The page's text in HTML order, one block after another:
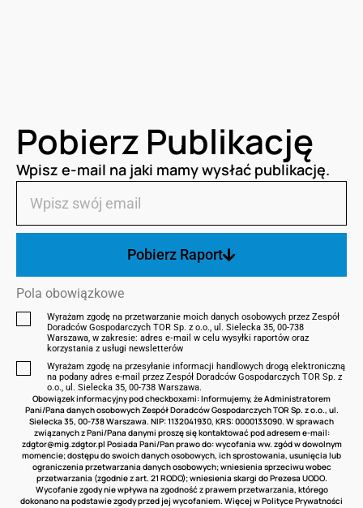
Pobierz Publikację
Wpisz e-mail na jaki mamy wysłać publikację.
Wyrażam zgodę na przetwarzanie moich danych osobowych przez Zespół
Doradców Gospodarczych TOR Sp. z o.o., ul. Sielecka 35, 00-738
Warszawa, w zakresie: adres e‑mail w celu wysyłki raportów oraz
korzystania z usługi newsletterów
Wyrażam zgodę na przesyłanie informacji handlowych drogą elektroniczną
na podany adres e-mail przez Zespół Doradców Gospodarczych TOR Sp. z
o.o., ul. Sielecka 35, 00-738 Warszawa.
Pola obowiązkowe
Pobierz Raport
Obowiązek informacyjny pod checkboxami: Informujemy, że Administratorem
Pani/Pana danych osobowych Zespół Doradców Gospodarczych TOR Sp. z o.o., ul.
Sielecka 35, 00-738 Warszawa. NIP: 1132041930, KRS: 0000133090. W sprawach
związanych z Pani/Pana danymi proszę się kontaktować pod adresem e-mail:
zdgtor@mig.zdgtor.pl Posiada Pani/Pan prawo do: wycofania ww. zgód w dowolnym
momencie; dostępu do swoich danych osobowych, ich sprostowania, usunięcia lub
ograniczenia przetwarzania danych osobowych; wniesienia sprzeciwu wobec
przetwarzania (zgodnie z art. 21 RODO); wniesienia skargi do Prezesa UODO.
Wycofanie zgody nie wpływa na zgodność z prawem przetwarzania, którego
dokonano na podstawie zgody przed jej wycofaniem. Więcej wPolityce Prywatności